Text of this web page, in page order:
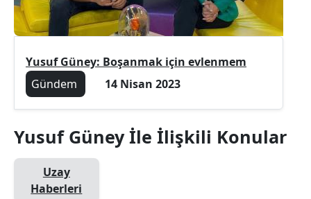
Yusuf Güney: Boşanmak için evlenmem
Gündem
14 Nisan 2023
Yusuf Güney İle İlişkili Konular
Uzay
Haberleri